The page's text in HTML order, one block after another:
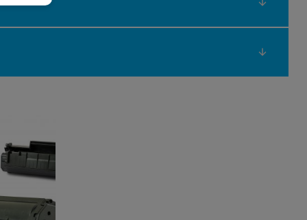
използвате IT Image тонер касета сте
за да постигне максималната си
тази съвместима касета е идеална за
с принтери: LaserJet Pro 400 M401,
удовлетвореност, с която ще възстановим
Ако имате нужда от помощ при
онлайн чат на живо или чрез нашите
касетата.
е при стандартно 5% покритие на
при цветен печат.